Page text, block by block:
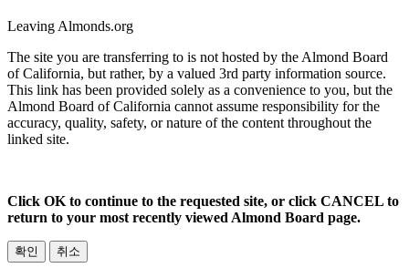
Leaving Almonds.org
The site you are transferring to is not hosted by the Almond Board
of California, but rather, by a valued 3rd party information source.
This link has been provided solely as a convenience to you, but the
Almond Board of California cannot assume responsibility for the
accuracy, quality, safety, or nature of the content throughout the
linked site.
Click OK to continue to the requested site, or click CANCEL to
return to your most recently viewed Almond Board page.
확인 취소